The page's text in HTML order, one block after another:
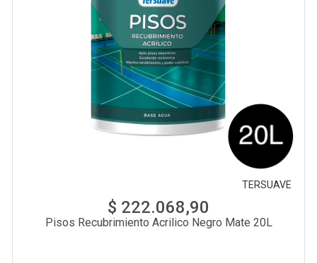
TERSUAVE
$ 222.068,90
Pisos Recubrimiento Acrilico Negro Mate 20L